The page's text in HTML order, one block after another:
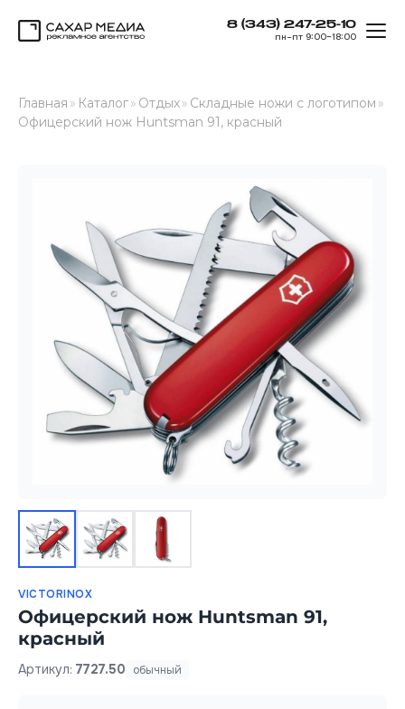
8 (343) 247-25-10
пн–пт 9:00–18:00
Главная » Каталог» Отдых» Складные ножи с логотипом »
Офицерский нож Huntsman 91, красный
VICTORINOX
Офицерский нож Huntsman 91,
красный
Артикул: 7727.50 обычный